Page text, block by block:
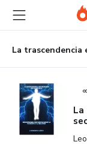
principal
página
de
página
La